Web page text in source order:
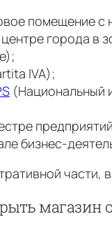
помещение с
города в
IVA);
(Национальный
бизнес-
части,